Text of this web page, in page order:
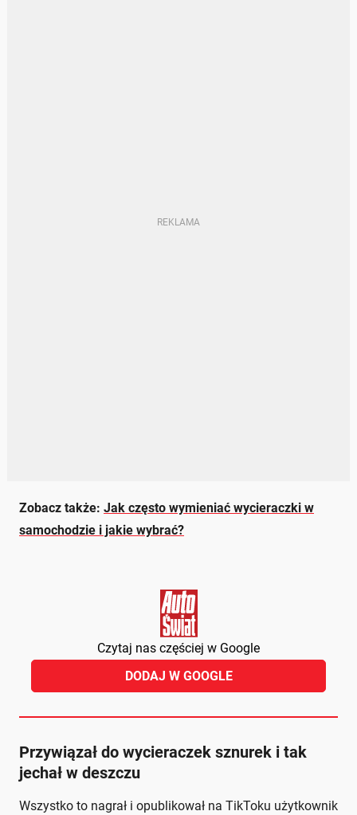
Zobacz także: Jak często wymieniać wycieraczki w
samochodzie i jakie wybrać?
Czytaj nas częściej w Google
DODAJ W GOOGLE
Przywiązał do wycieraczek sznurek i tak
jechał w deszczu
Wszystko to nagrał i opublikował na TikToku użytkownik